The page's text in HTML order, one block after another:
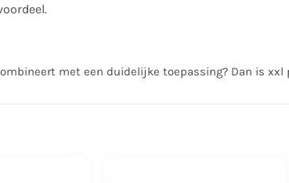
met een duidelijke toepassing? Dan is